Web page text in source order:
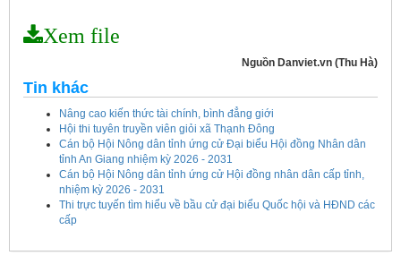
Xem file
Nguồn Danviet.vn (Thu Hà)
Tin khác
Nâng cao kiến thức tài chính, bình đẳng giới
Hội thi tuyên truyền viên giỏi xã Thạnh Đông
Cán bộ Hội Nông dân tỉnh ứng cử Đại biểu Hội đồng Nhân dân
tỉnh An Giang nhiệm kỳ 2026 - 2031
Cán bộ Hội Nông dân tỉnh ứng cử Hội đồng nhân dân cấp tỉnh,
nhiệm kỳ 2026 - 2031
Thi trực tuyến tìm hiểu về bầu cử đại biểu Quốc hội và HĐND các
cấp